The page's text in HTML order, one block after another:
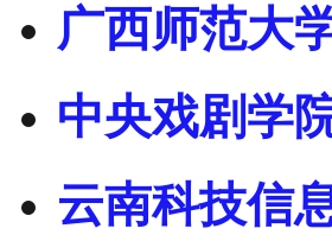
广西师范大
中央戏剧学
云南科技信